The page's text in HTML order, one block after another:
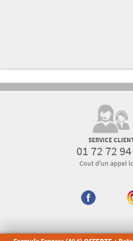
SERVICE
01 72 72
Cout d'un appel